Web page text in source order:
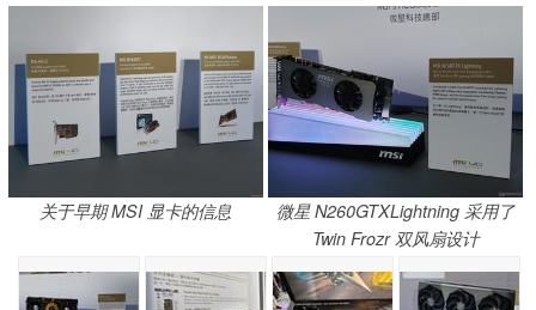
关于早期 MSI 显卡的信息
微星 N260GTXLightning 采用了
Twin Frozr 双风扇设计